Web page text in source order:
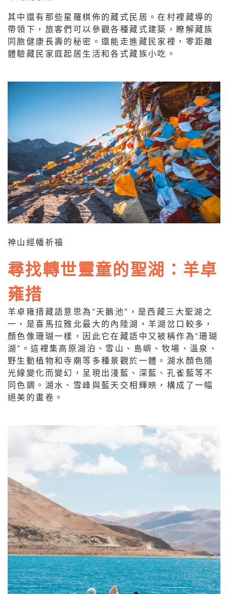
其中還有那些星羅棋佈的藏式民居。在村裡藏導的
帶領下，旅客們可以參觀各種藏式建築，瞭解藏族
同胞健康長壽的秘密。還能走進藏民家裡，零距離
體驗藏民家庭起居生活和各式藏族小吃。
神山經幡祈福
尋找轉世靈童的聖湖：羊卓
雍措
羊卓雍措藏語意思為“天鵝池”，是西藏三大聖湖之
一，是喜馬拉雅北最大的內陸湖，羊湖岔口較多，
顏色像珊瑚一樣，因此它在藏語中又被稱作為“珊瑚
湖”。這裡集高原湖泊、雪山、島嶼、牧場、溫泉、
野生動植物和寺廟等多種景觀於一體。湖水顏色隨
光線變化而變幻，呈現出淺藍、深藍、孔雀藍等不
同色調。湖水、雪峰與藍天交相輝映，構成了一幅
絕美的畫卷。